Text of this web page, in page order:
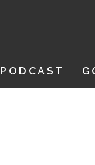
PODCAST